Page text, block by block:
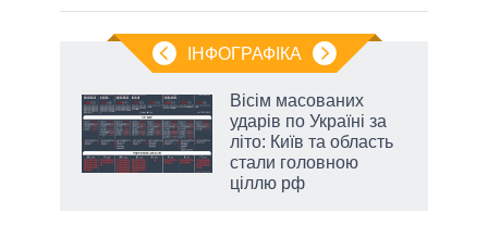
ІНФОГРАФІКА
Вісім масованих
ударів по Україні за
літо: Київ та область
стали головною
ціллю рф